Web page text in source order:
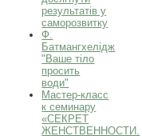
результатів у
саморозвитку
Ф.
Батмангхелідж
"Ваше тіло
просить
води"
Мастер-класс
к семинару
«СЕКРЕТ
ЖЕНСТВЕННОСТИ.